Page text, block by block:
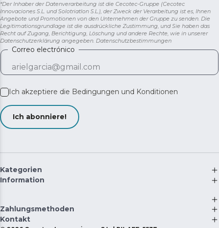
*Der Inhaber der Datenverarbeitung ist die Cecotec-Gruppe (Cecotec
Innovaciones S.L. und Solotriatlon S.L.), der Zweck der Verarbeitung ist es, Ihnen
Angebote und Promotionen von den Unternehmen der Gruppe zu senden. Die
Legitimationsgrundlage ist die ausdrückliche Zustimmung, und Sie haben das
Recht auf Zugang, Berichtigung, Löschung und andere Rechte, wie in unserer
Datenschutzerklärung angegeben. Datenschutzbestimmungen
Correo electrónico
Ich akzeptiere die Bedingungen und Konditionen
Ich abonniere!
Kategorien
Information
Zahlungsmethoden
Kontakt